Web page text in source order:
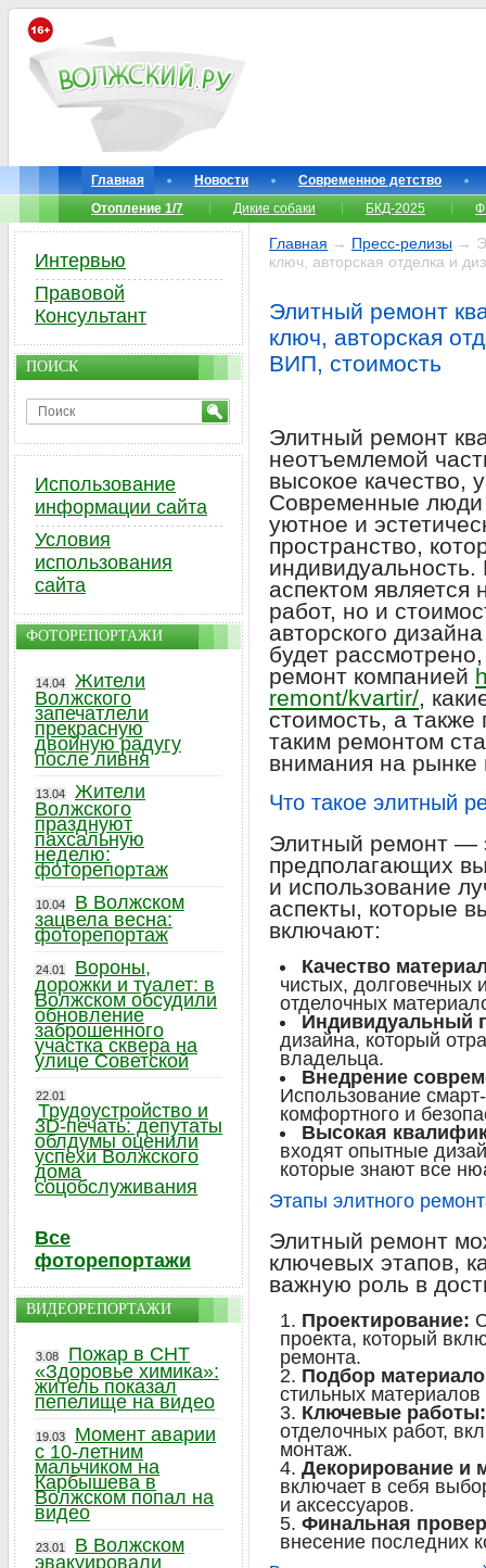
Главная Новости
Современное детство
Отопление 1/7
Дикие собаки БКД-2025
Главная → Пресс-релизы →
ключ, авторская отделка и
Элитный ремонт
ключ, авторская
ВИП, стоимость
Элитный ремонт
неотъемлемой
высокое качество,
Современные люди
уютное и
пространство,
аспектом является
работ, но и
авторского
будет
ремонт компанией
remont/kvartir/,
стоимость, а
таким ремонтом
внимания на рынке
Что такое элитный
Элитный ремонт —
предполагающих
и использование
аспекты, которые
включают:
Качество
чистых, долговечных
отделочных
Индивидуальный
дизайна, который
владельца.
Внедрение
Использование
комфортного и
Высокая
входят опытные
которые знают все
Этапы элитного
Элитный ремонт
ключевых этапов,
важную роль в
Проектирование:
проекта, который
ремонта.
Подбор
стильных материалов
Ключевые работы:
отделочных работ,
монтаж.
Декорирование и
включает в себя
и аксессуаров.
Финальная
внесение последних
Интервью
Правовой
Консультант
ПОИСК
Использование
информации сайта
Условия
использования
сайта
ФОТОРЕПОРТАЖИ
14.04
Жители
Волжского
запечатлели
прекрасную
двойную радугу
после ливня
13.04
Жители
Волжского
празднуют
пахсальную
неделю:
фоторепортаж
10.04
В Волжском
зацвела весна:
фоторепортаж
24.01
Вороны,
дорожки и туалет: в
Волжском обсудили
обновление
заброшенного
участка сквера на
улице Советской
22.01
Трудоустройство и
3D-печать: депутаты
облдумы оценили
успехи Волжского
дома
соцобслуживания
Все
фоторепортажи
ВИДЕОРЕПОРТАЖИ
3.08
Пожар в СНТ
«Здоровье химика»:
житель показал
пепелище на видео
19.03
Момент аварии
с 10-летним
мальчиком на
Карбышева в
Волжском попал на
видео
23.01
В Волжском
эвакуировали